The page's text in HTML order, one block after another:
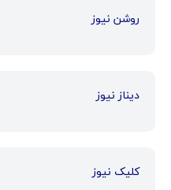
روشن نیوز
دیناز نیوز
کلیک نیوز